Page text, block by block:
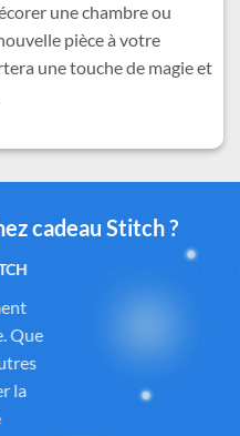
une chambre ou
pièce à votre
une touche de magie et
cadeau Stitch ?
inspirés de l’univers
Cadeau-Stitch.com
auprès de fournisseurs
sous licence ou inspirés